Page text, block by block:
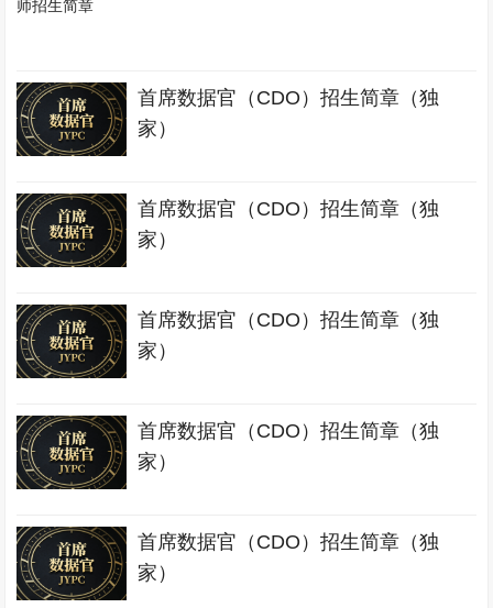
首席数据官（CDO）招生简章（独
家）
首席数据官（CDO）招生简章（独
家）
首席数据官（CDO）招生简章（独
家）
首席数据官（CDO）招生简章（独
家）
首席数据官（CDO）招生简章（独
家）